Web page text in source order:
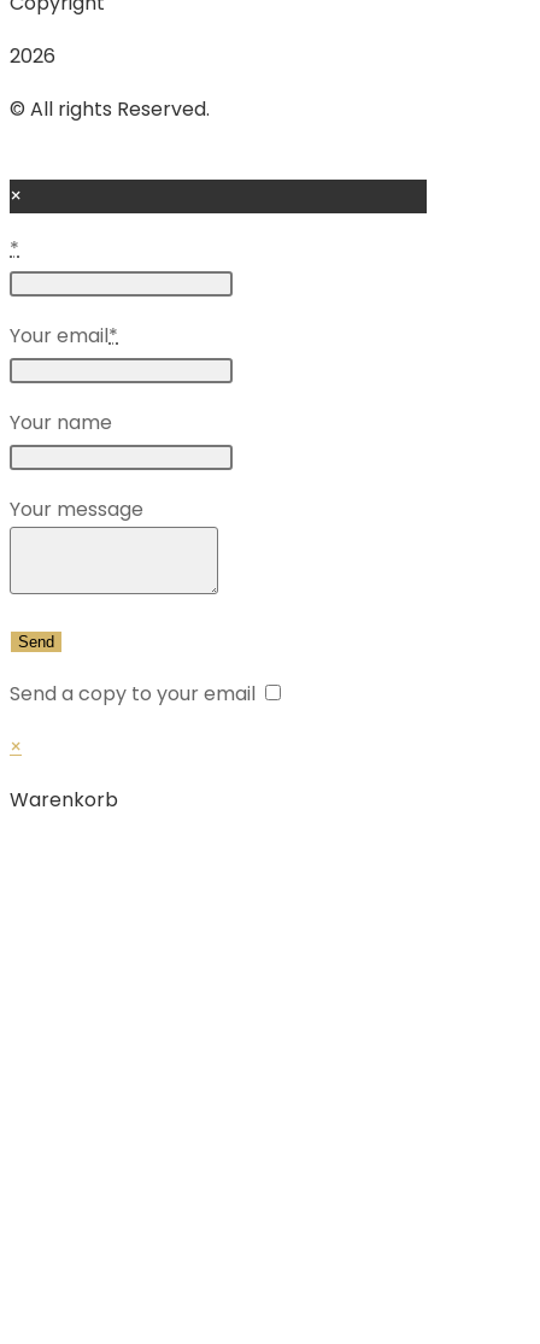
2026
© All rights Reserved.
×
*
Your email*
Your name
Your message
Send a copy to your email
×
Warenkorb